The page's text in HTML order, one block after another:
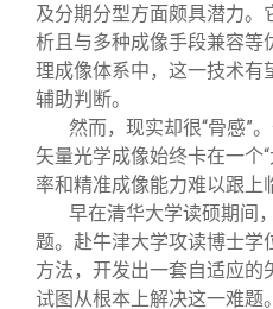
及分期分型方面颇具潜力。
析且与多种成像手段兼容等
理成像体系中，这一技术有
辅助判断。
然而，现实却很“骨感”
矢量光学成像始终卡在一个
率和精准成像能力难以跟上
早在清华大学读硕期间
题。赴牛津大学攻读博士学
方法，开发出一套自适应的
试图从根本上解决这一难题